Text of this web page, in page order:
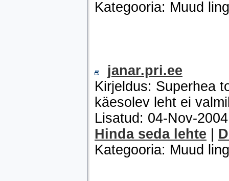
Kategooria: Muud
janar.pri.ee
Kirjeldus: Superhea
käesolev leht ei
Lisatud: 04-Nov-
Hinda seda lehte
Kategooria: Muud